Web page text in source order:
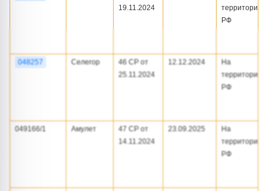
19.11.2024
территории
РФ
048257 Селегор
46 СР от
25.11.2024
12.12.2024
На
территории
РФ
049166/1 Амулет
47 СР от
14.11.2024
23.09.2025
На
территории
РФ